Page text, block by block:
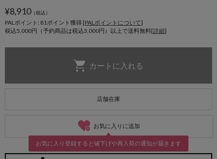
¥8,910（税込）
PALポイント: 81ポイント獲得 [PALポイントについて]
税込5,000円（予約商品は税込3,000円）以上で送料無料[詳細]
店舗在庫
お気に入りに追加
お気に入り登録すると値下げや再入荷の通知が届きます